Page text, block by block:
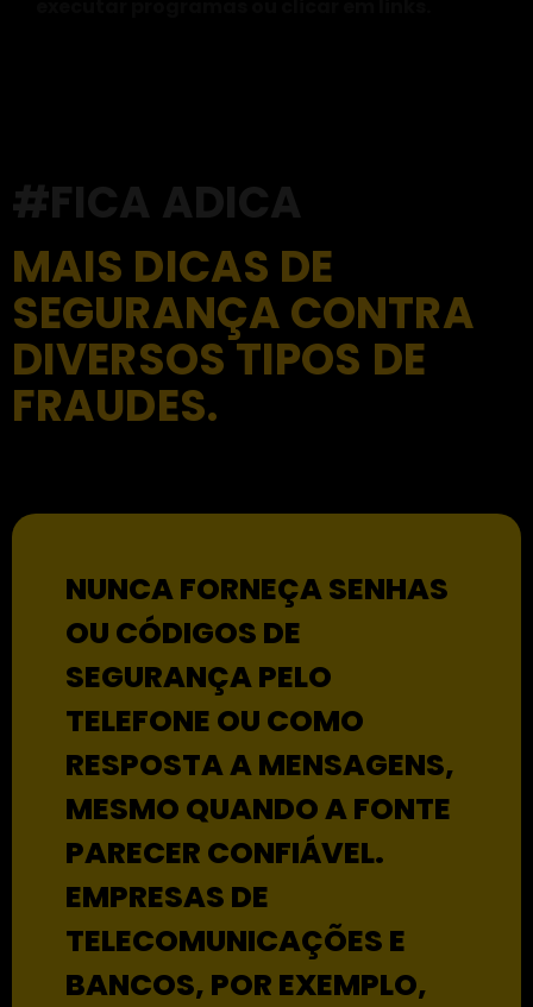
MAIS DICAS DE
SEGURANÇA CONTRA
DIVERSOS TIPOS DE
FRAUDES.
NUNCA FORNEÇA SENHAS
OU CÓDIGOS DE
SEGURANÇA PELO
TELEFONE OU COMO
RESPOSTA A MENSAGENS,
MESMO QUANDO A FONTE
PARECER CONFIÁVEL.
EMPRESAS DE
TELECOMUNICAÇÕES E
BANCOS, POR EXEMPLO,